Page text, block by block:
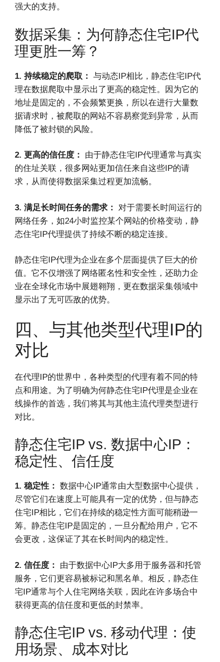
强大的支持。
数据采集：为何静态住宅IP代
理更胜一筹？
1. 持续稳定的爬取： 与动态IP相比，静态住宅IP代
理在数据爬取中显示出了更高的稳定性。因为它的
地址是固定的，不会频繁更换，所以在进行大量数
据请求时，被爬取的网站不容易察觉到异常，从而
降低了被封锁的风险。
2. 更高的信任度： 由于静态住宅IP代理通常与真实
的住址关联，很多网站更加信任来自这些IP的请
求，从而使得数据采集过程更加流畅。
3. 满足长时间任务的需求： 对于需要长时间运行的
网络任务，如24小时监控某个网站的价格变动，静
态住宅IP代理提供了持续不断的稳定连接。
静态住宅IP代理为企业在多个层面提供了巨大的价
值。它不仅增强了网络匿名性和安全性，还助力企
业在全球化市场中展翅翱翔，更在数据采集领域中
显示出了无可匹敌的优势。
四、与其他类型代理IP的
对比
在代理IP的世界中，各种类型的代理有着不同的特
点和用途。为了明确为何静态住宅IP代理是企业在
线操作的首选，我们将其与其他主流代理类型进行
对比。
静态住宅IP vs. 数据中心IP：
稳定性、信任度
1. 稳定性： 数据中心IP通常由大型数据中心提供，
尽管它们在速度上可能具有一定的优势，但与静态
住宅IP相比，它们在持续的稳定性方面可能稍逊一
筹。静态住宅IP是固定的，一旦分配给用户，它不
会更改，这保证了其在长时间内的稳定性。
2. 信任度： 由于数据中心IP大多用于服务器和托管
服务，它们更容易被标记和黑名单。相反，静态住
宅IP通常与个人住宅网络关联，因此在许多场合中
获得更高的信任度和更低的封禁率。
静态住宅IP vs. 移动代理：使
用场景、成本对比